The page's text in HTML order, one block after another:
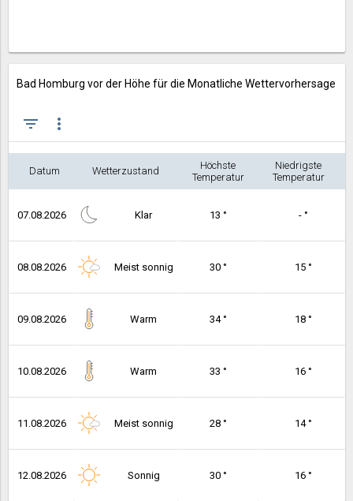
Bad Homburg vor der Höhe für die Monatliche Wettervorhersage
filter_list more_vert
Datum Wetterzustand
Höchste
Temperatur
Niedrigste
Temperatur
07.08.2026 Klar 13 ° - °
08.08.2026 Meist sonnig 30 ° 15 °
09.08.2026 Warm 34 ° 18 °
10.08.2026 Warm 33 ° 16 °
11.08.2026 Meist sonnig 28 ° 14 °
12.08.2026 Sonnig 30 ° 16 °